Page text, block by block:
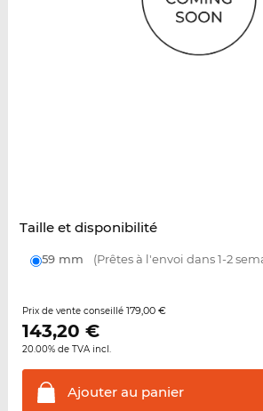
Taille et disponibilité
59 mm (Prêtes à l'envoi dans 1-2
Prix de vente conseillé 179,00 €
143,20 €
20.00% de TVA incl.
Ajouter au panier